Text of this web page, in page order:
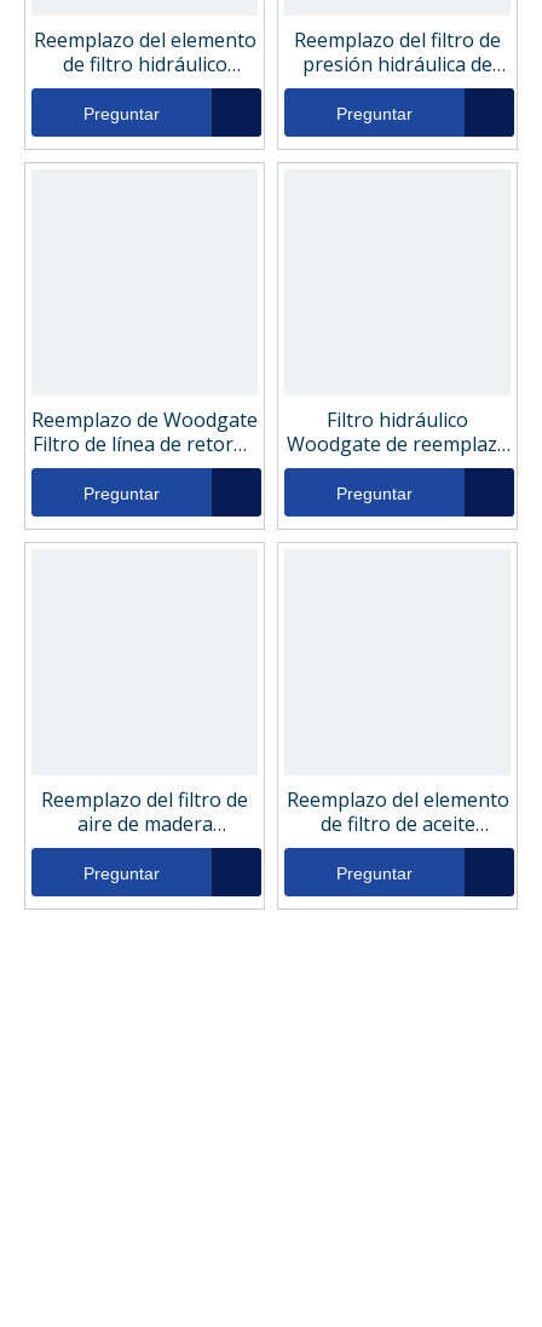
Reemplazo del elemento
de filtro hidráulico
Woodgate WGH9144
Preguntar
Reemplazo del filtro de
presión hidráulica de
Woodgate WGH9266
Preguntar
Reemplazo de Woodgate
Filtro de línea de retorno
hidráulico wghh16010rb
Preguntar
Filtro hidráulico
Woodgate de reemplazo
WGH1736
Preguntar
Reemplazo del filtro de
aire de madera
WGA1652
Preguntar
Reemplazo del elemento
de filtro de aceite
hidráulico Woodgate
WGH1736
Preguntar